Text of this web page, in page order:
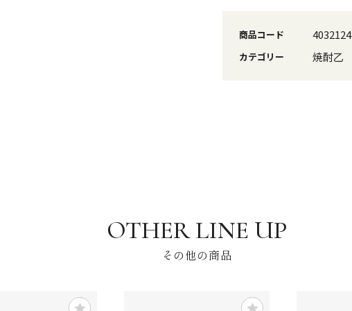
商品コード 4032124
カテゴリー 焼酎乙
その他の商品